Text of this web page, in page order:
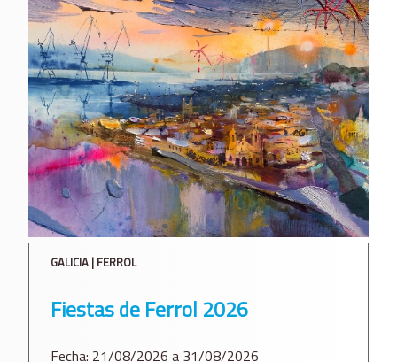
GALICIA | FERROL
Fiestas de Ferrol 2026
Fecha: 21/08/2026 a 31/08/2026